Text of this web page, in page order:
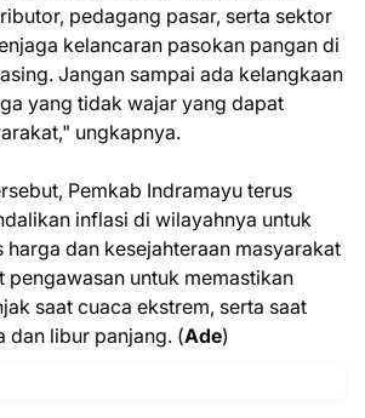
pedagang pasar, serta sektor
kelancaran pasokan pangan di
Jangan sampai ada kelangkaan
yang tidak wajar yang dapat
ungkapnya.
Pemkab Indramayu terus
inflasi di wilayahnya untuk
harga dan kesejahteraan masyarakat
pengawasan untuk memastikan
saat cuaca ekstrem, serta saat
dan libur panjang. (Ade)